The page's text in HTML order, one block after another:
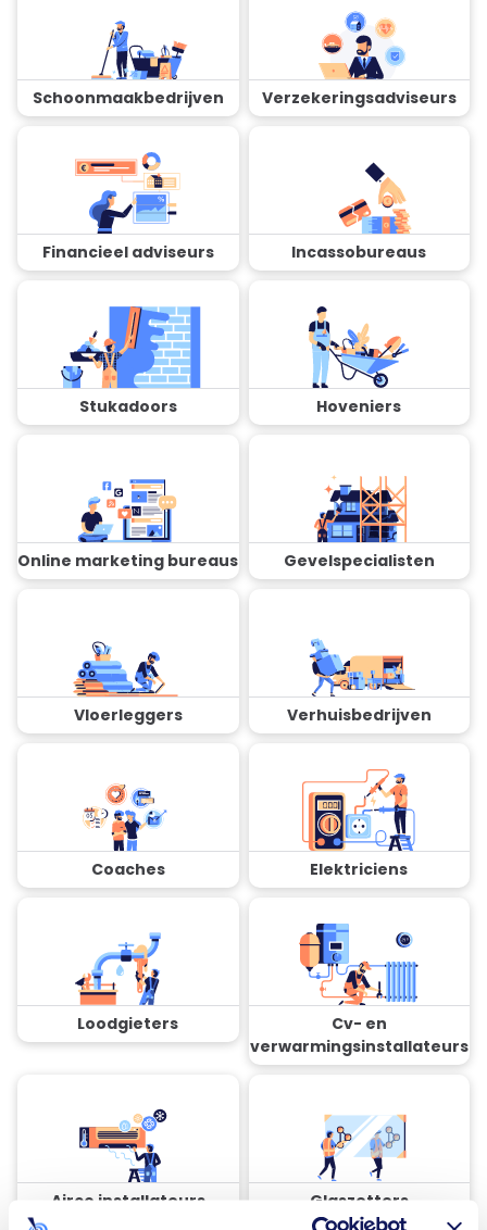
Schoonmaakbedrijven Verzekeringsadviseurs
Financieel adviseurs Incassobureaus
Stukadoors Hoveniers
Online marketing bureaus Gevelspecialisten
Vloerleggers Verhuisbedrijven
Coaches Elektriciens
Loodgieters
Cv- en
verwarmingsinstallateurs
Airco installateurs Glaszetters